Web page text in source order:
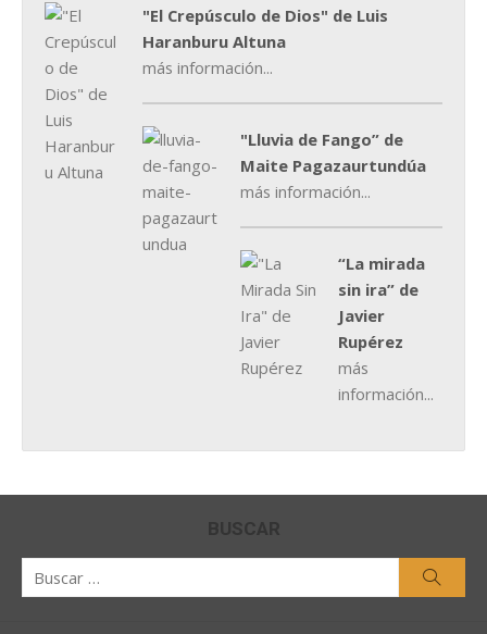
"El Crepúsculo de Dios" de Luis
Haranburu Altuna
más información...
"Lluvia de Fango” de
Maite Pagazaurtundúa
más información...
“La mirada
sin ira” de
Javier
Rupérez
más
información...
BUSCAR